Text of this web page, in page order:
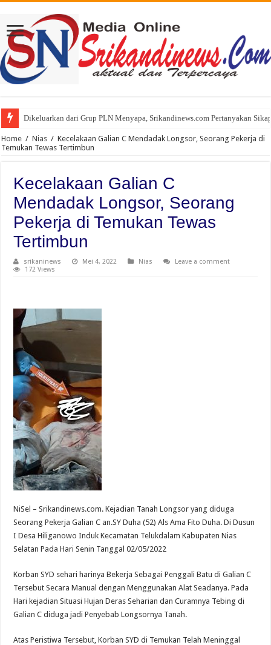
Dikeluarkan dari Grup PLN Menyapa, Srikandinews.com Pertanyakan
Home / Nias / Kecelakaan Galian C Mendadak Longsor, Seorang Pekerja di
Temukan Tewas Tertimbun
Kecelakaan Galian C
Mendadak Longsor, Seorang
Pekerja di Temukan Tewas
Tertimbun
srikaninews Mei 4, 2022 Nias
Leave a comment
172 Views
NiSel – Srikandinews.com. Kejadian Tanah Longsor yang diduga
Seorang Pekerja Galian C an.SY Duha (52) Als Ama Fito Duha. Di Dusun
I Desa Hiliganowo Induk Kecamatan Telukdalam Kabupaten Nias
Selatan Pada Hari Senin Tanggal 02/05/2022
Korban SYD sehari harinya Bekerja Sebagai Penggali Batu di Galian C
Tersebut Secara Manual dengan Menggunakan Alat Seadanya. Pada
Hari kejadian Situasi Hujan Deras Seharian dan Curamnya Tebing di
Galian C diduga jadi Penyebab Longsornya Tanah.
Atas Peristiwa Tersebut, Korban SYD di Temukan Telah Meninggal